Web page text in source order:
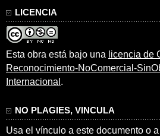
LICENCIA
Esta obra está bajo una licencia de
Reconocimiento-NoComercial-
Internacional .
NO PLAGIES, VINCULA
Usa el vínculo a este documento o